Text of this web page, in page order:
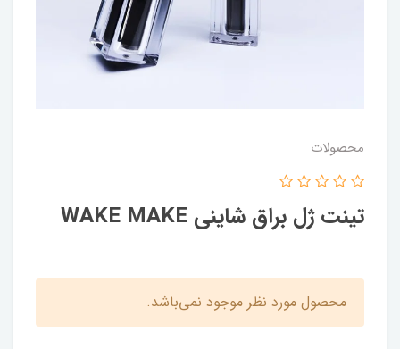
محصولات
تینت ژل براق شاینی WAKE MAKE
محصول مورد نظر موجود نمی‌باشد.